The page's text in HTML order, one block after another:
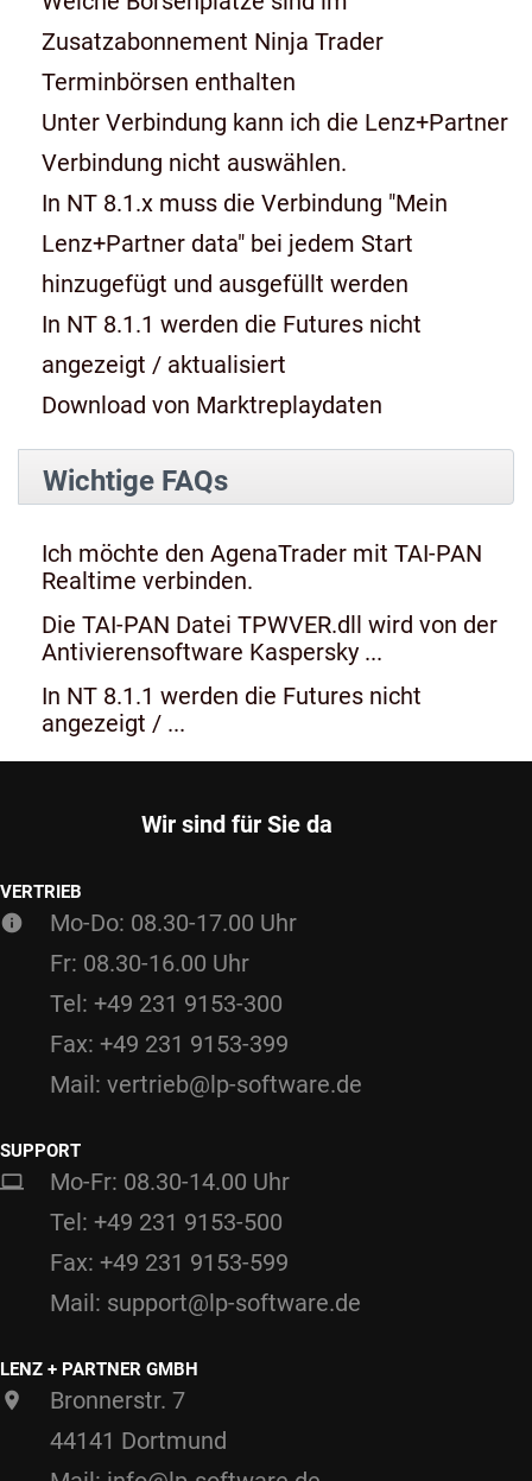
Zusatzabonnement Ninja Trader
Terminbörsen enthalten
Unter Verbindung kann ich die Lenz+Partner
Verbindung nicht auswählen.
In NT 8.1.x muss die Verbindung "Mein
Lenz+Partner data" bei jedem Start
hinzugefügt und ausgefüllt werden
In NT 8.1.1 werden die Futures nicht
angezeigt / aktualisiert
Download von Marktreplaydaten
Wichtige FAQs
Ich möchte den AgenaTrader mit TAI-PAN
Realtime verbinden.
Die TAI-PAN Datei TPWVER.dll wird von der
Antivierensoftware Kaspersky ...
In NT 8.1.1 werden die Futures nicht
angezeigt / ...
Wir sind für Sie da
VERTRIEB
Mo-Do: 08.30-17.00 Uhr
Fr: 08.30-16.00 Uhr
Tel: +49 231 9153-300
Fax: +49 231 9153-399
Mail: vertrieb@lp-software.de
SUPPORT
Mo-Fr: 08.30-14.00 Uhr
Tel: +49 231 9153-500
Fax: +49 231 9153-599
Mail: support@lp-software.de
LENZ + PARTNER GMBH
Bronnerstr. 7
44141 Dortmund